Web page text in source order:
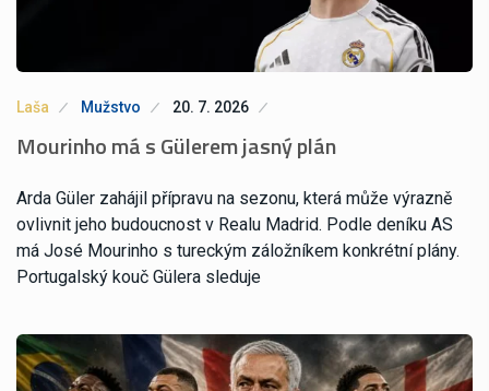
Laša Mužstvo 20. 7. 2026
Mourinho má s Gülerem jasný plán
Arda Güler zahájil přípravu na sezonu, která může výrazně
ovlivnit jeho budoucnost v Realu Madrid. Podle deníku AS
má José Mourinho s tureckým záložníkem konkrétní plány.
Portugalský kouč Gülera sleduje